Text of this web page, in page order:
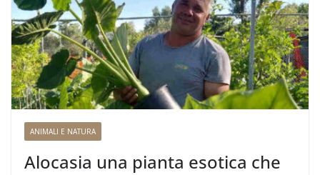
ANIMALI E NATURA
Alocasia una pianta esotica che